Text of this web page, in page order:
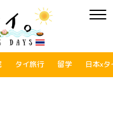
タイ旅行 留学 日本xタ